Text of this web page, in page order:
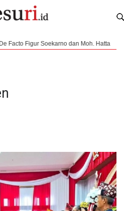
Soekarno dan Moh. Hatta